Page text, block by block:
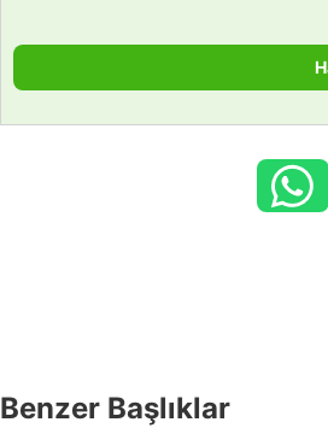
Benzer Başlıklar